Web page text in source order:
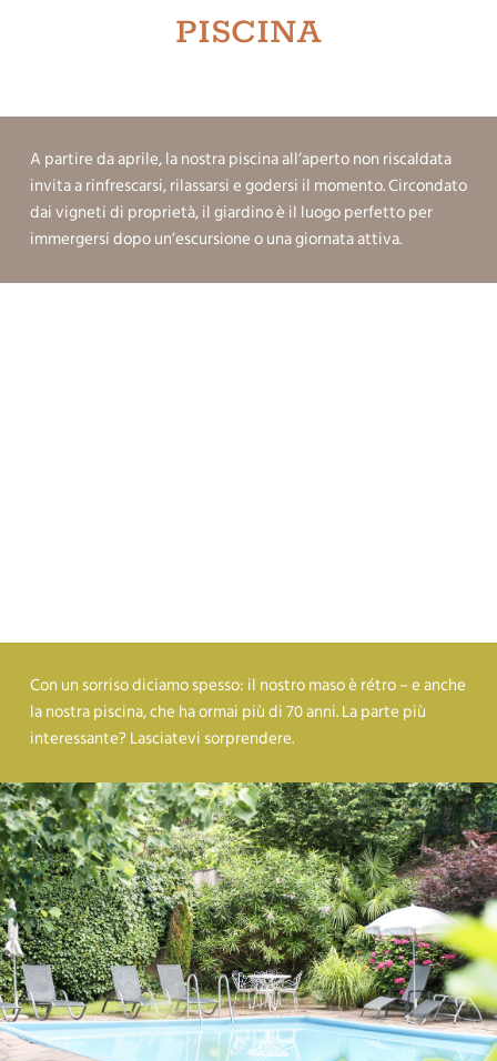
PISCINA
A partire da aprile, la nostra piscina all’aperto non riscaldata
invita a rinfrescarsi, rilassarsi e godersi il momento. Circondato
dai vigneti di proprietà, il giardino è il luogo perfetto per
immergersi dopo un’escursione o una giornata attiva.
Con un sorriso diciamo spesso: il nostro maso è rétro – e anche
la nostra piscina, che ha ormai più di 70 anni. La parte più
interessante? Lasciatevi sorprendere.